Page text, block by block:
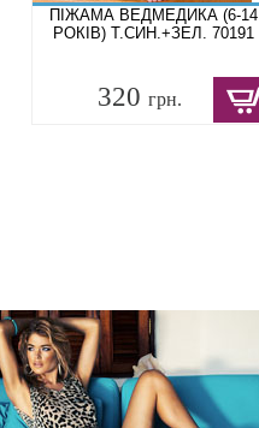
ПІЖАМА ВЕДМЕДИКА (6-14
РОКІВ) Т.СИН.+ЗЕЛ. 70191
320 грн.